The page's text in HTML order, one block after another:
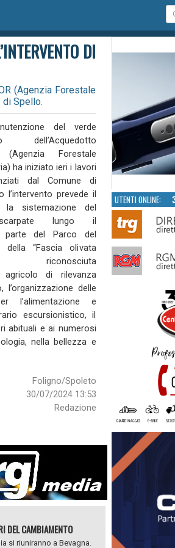
DI
(Agenzia Forestale
di Spello.
del verde
(Agenzia Forestale
ha iniziato ieri i lavori
dal Comune di
l’intervento prevede il
la sistemazione del
lungo il
parte del Parco del
“Fascia olivata
riconosciuta
agricolo di rilevanza
l’organizzazione delle
l’alimentazione e
escursionistico, il
abituali e ai numerosi
nella bellezza e
Foligno/Spoleto
30/07/2024 13:53
Redazione
DEL CAMBIAMENTO
si riuniranno a Bevagna.
UTENTI ONLINE: